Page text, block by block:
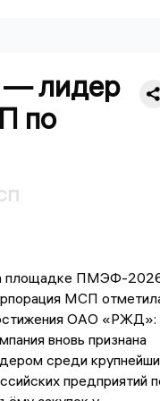
— лидер
по
площадке ПМЭФ-
МСП
ОАО «РЖД»:
вновь признана
среди
предприятий